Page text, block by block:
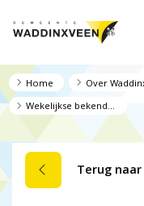
Home Over
Wekelijkse bekendmakingen
Terug